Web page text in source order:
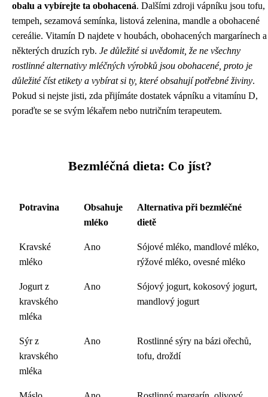
obalu a vybírejte ta obohacená. Dalšími zdroji vápníku jsou tofu,
tempeh, sezamová semínka, listová zelenina, mandle a obohacené
cereálie. Vitamín D najdete v houbách, obohacených margarínech a
některých druzích ryb. Je důležité si uvědomit, že ne všechny
rostlinné alternativy mléčných výrobků jsou obohacené, proto je
důležité číst etikety a vybírat si ty, které obsahují potřebné živiny.
Pokud si nejste jisti, zda přijímáte dostatek vápníku a vitamínu D,
poraďte se se svým lékařem nebo nutričním terapeutem.
Bezmléčná dieta: Co jíst?
Potravina
Obsahuje
mléko
Alternativa při bezmléčné
dietě
Kravské
mléko
Ano
Sójové mléko, mandlové mléko,
rýžové mléko, ovesné mléko
Jogurt z
kravského
mléka
Ano
Sójový jogurt, kokosový jogurt,
mandlový jogurt
Sýr z
kravského
mléka
Ano
Rostlinné sýry na bázi ořechů,
tofu, droždí